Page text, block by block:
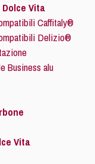
Vita
Caffitaly®
Delizio®
Business alu
Vita